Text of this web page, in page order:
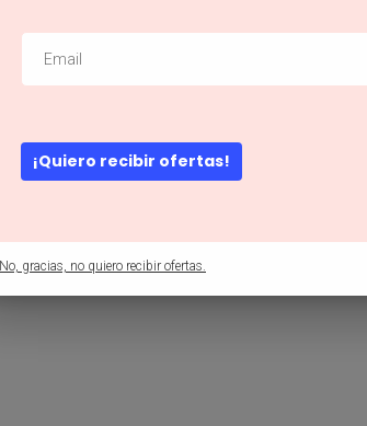
¡Quiero recibir ofertas!
No, gracias, no quiero recibir ofertas.